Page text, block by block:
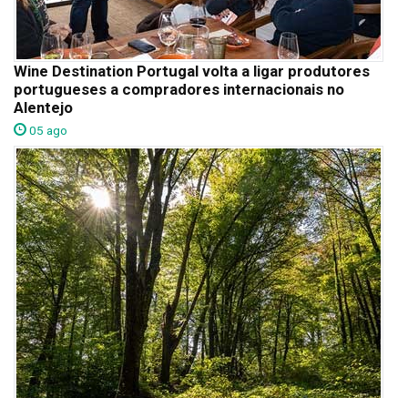
Wine Destination Portugal volta a ligar produtores
portugueses a compradores internacionais no
Alentejo
05 ago